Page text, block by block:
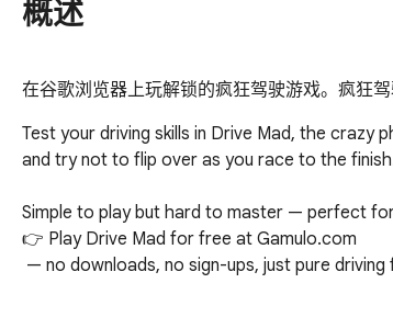
概述
在谷歌浏览器上玩解锁的疯狂驾驶游戏。疯狂
Test your driving skills in Drive Mad, the crazy
and try not to flip over as you race to the
Simple to play but hard to master — perfect
👉 Play Drive Mad for free at Gamulo.com
— no downloads, no sign-ups, just pure driving